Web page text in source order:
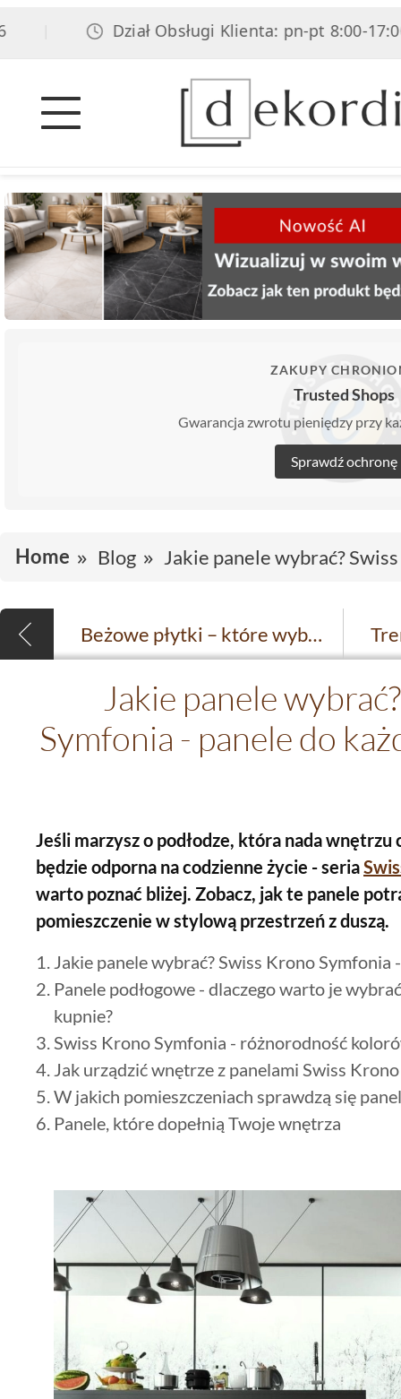
| Dział Obsługi Klienta: pn-pt 8:00-17:00,
ZAKUPY
Trusted Shops
Gwarancja zwrotu pieniędzy przy
Sprawdź ochronę
Home Blog Jakie panele wybrać?
Beżowe płytki – które wybrać? Modne aranżacje kuchni i łazienki 2025
Jakie panele
Symfonia - panele do
Jeśli marzysz o podłodze, która nada
będzie odporna na codzienne życie - seria
warto poznać bliżej. Zobacz, jak te panele
pomieszczenie w stylową przestrzeń z duszą.
Jakie panele wybrać? Swiss Krono
Panele podłogowe - dlaczego warto je
kupnie?
Swiss Krono Symfonia - różnorodność
Jak urządzić wnętrze z panelami Swiss
W jakich pomieszczeniach sprawdzą się
Panele, które dopełnią Twoje wnętrza